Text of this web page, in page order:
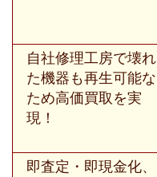
自社修理工房で壊れ
た機器も再生可能な
ため高価買取を実
現！
即査定・即現金化、